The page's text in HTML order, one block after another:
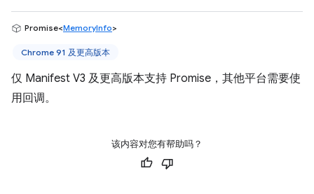
Promise<MemoryInfo>
Chrome 91 及更高版本
仅 Manifest V3 及更高版本支持 Promise，其他平台需要使
用回调。
该内容对您有帮助吗？